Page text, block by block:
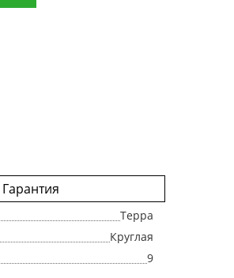
Гарантия
Терра
Круглая
9